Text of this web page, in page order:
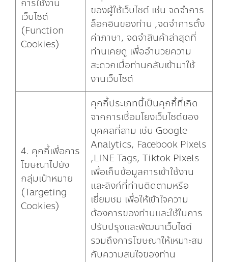
การใช้งาน
เว็บไซต์
(Function
Cookies)
ของผู้ใช้เว็บไซต์ เช่น จดจำการ
ล็อกอินของท่าน ,จดจำการตั้ง
ค่าภาษา, จดจำสินค้าล่าสุดที่
ท่านเคยดู เพื่ออำนวยความ
สะดวกเมื่อท่านกลับเข้ามาใช้
งานเว็บไซต์
4. คุกกี้เพื่อการ
โฆษณาไปยัง
กลุ่มเป้าหมาย
(Targeting
Cookies)
คุกกี้ประเภทนี้เป็นคุกกี้ที่เกิด
จากการเชื่อมโยงเว็บไซต์ของ
บุคคลที่สาม เช่น Google
Analytics, Facebook Pixels
,LINE Tags, Tiktok Pixels
เพื่อเก็บข้อมูลการเข้าใช้งาน
และลิงก์ที่ท่านติดตามหรือ
เยี่ยมชม เพื่อให้เข้าใจความ
ต้องการของท่านและใช้ในการ
ปรับปรุงและพัฒนาเว็บไซต์
รวมถึงการโฆษณาให้เหมาะสม
กับความสนใจของท่าน